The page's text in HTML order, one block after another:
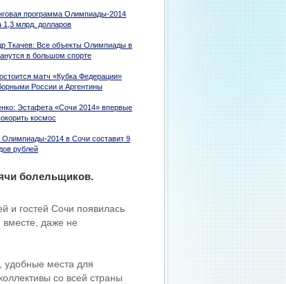
программа Олимпиады-2014
1,3 млрд. долларов
Ткачев: Все объекты Олимпиады в
в большом спорте
матч «Кубка Федерации»
России и Аргентины
Эстафета «Сочи 2014» впервые
космос
2014 в Сочи составит 9
рублей
болельщиков.
и гостей Сочи появилась
вместе, даже не
удобные места для
со всей страны